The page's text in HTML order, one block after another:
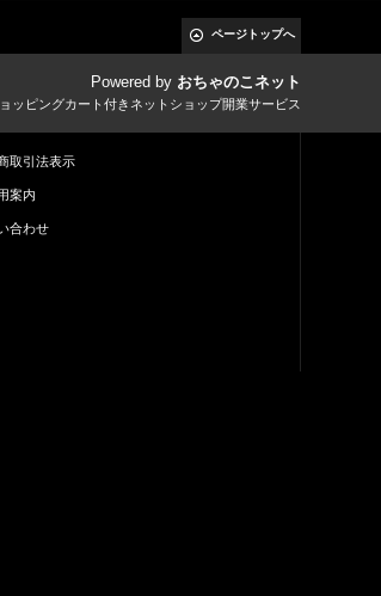
ページトップへ
Powered by おちゃのこネット
ッピングカート付きネットショップ開業サービス
取引法表示
案内
合わせ